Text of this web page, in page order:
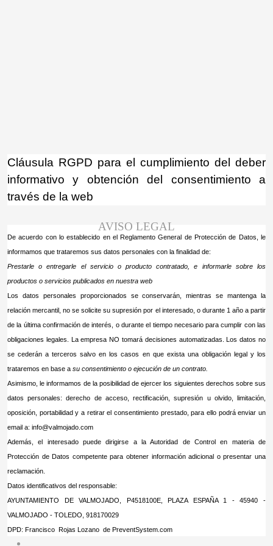
Cláusula RGPD para el cumplimiento del deber
informativo y obtención del consentimiento a
través de la web
AVISO LEGAL
De acuerdo con lo establecido en el Reglamento General de Protección de Datos, le
informamos que trataremos sus datos personales con la finalidad de:
Prestarle o entregarle el servicio o producto contratado, e informarle sobre los
productos o servicios publicados en nuestra web
Los datos personales proporcionados se conservarán, mientras se mantenga la
relación mercantil, no se solicite su supresión por el interesado, o durante 1 año a partir
de la última confirmación de interés, o durante el tiempo necesario para cumplir con las
obligaciones legales. La empresa NO tomará decisiones automatizadas. Los datos no
se cederán a terceros salvo en los casos en que exista una obligación legal y los
trataremos en base a su consentimiento o ejecución de un contrato
Asimismo, le informamos de la posibilidad de ejercer los siguientes derechos sobre sus
datos personales: derecho de acceso, rectificación, supresión u olvido, limitación,
oposición, portabilidad y a retirar el consentimiento prestado, para ello podrá enviar un
email a: info@valmojado.com
Además, el interesado puede dirigirse a la Autoridad de Control en materia de
Protección de Datos competente para obtener información adicional o presentar una
reclamación.
Datos identificativos del responsable:
AYUNTAMIENTO DE VALMOJADO, P4518100E, PLAZA ESPAÑA 1 - 45940 -
VALMOJADO - TOLEDO, 918170029
DPD: Francisco Rojas Lozano de PreventSystem.com